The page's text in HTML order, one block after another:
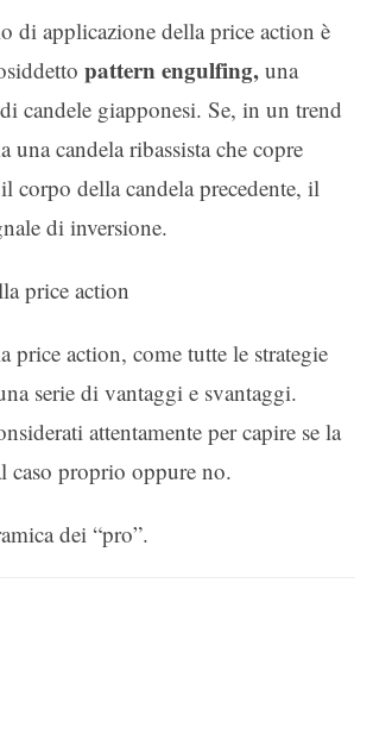
di applicazione della price action è
pattern engulfing, una
candele giapponesi. Se, in un trend
una candela ribassista che copre
corpo della candela precedente, il
di inversione.
price action
price action, come tutte le strategie
serie di vantaggi e svantaggi.
attentamente per capire se la
caso proprio oppure no.
dei “pro”.